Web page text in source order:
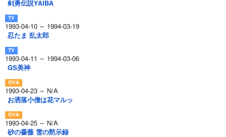
剣勇伝説YAIBA
1993-04-10 ～ 1994-03-19
忍たま 乱太郎
1993-04-11 ～ 1994-03-06
GS美神
1993-04-23 ～ N/A
お洒落小僧は花マルッ
1993-04-25 ～ N/A
砂の薔薇 雪の黙示録